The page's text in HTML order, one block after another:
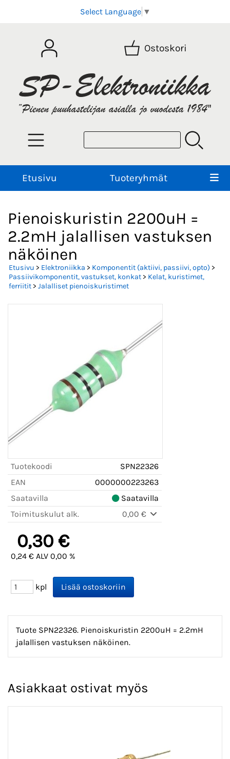
Select Language ▼
Ostoskori
Etusivu Tuoteryhmät
Pienoiskuristin 2200uH =
2.2mH jalallisen vastuksen
näköinen
Etusivu > Elektroniikka > Komponentit (aktiivi, passiivi, opto) >
Passiivikomponentit, vastukset, konkat> Kelat, kuristimet,
ferriitit> Jalalliset pienoiskuristimet
Tuotekoodi
SPN22326
EAN
0000000223263
Saatavilla
Saatavilla
Toimituskulut alk.
0,00 €
0,30 €
0,24 € ALV 0,00 %
kpl
Tuote SPN22326. Pienoiskuristin 2200uH = 2.2mH
jalallisen vastuksen näköinen.
Asiakkaat ostivat myös